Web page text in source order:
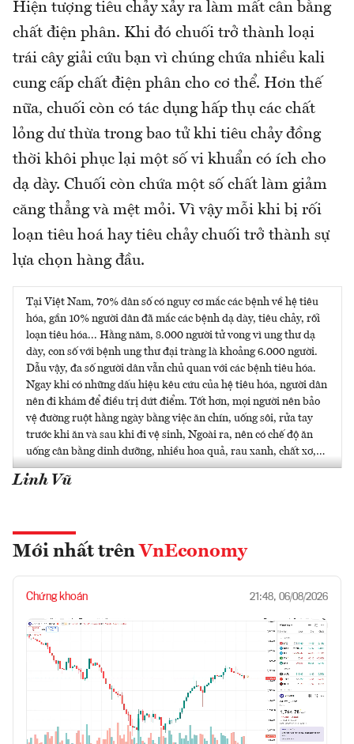
Hiện tượng tiêu chảy xảy ra làm mất cân bằng
chất điện phân. Khi đó chuối trở thành loại
trái cây giải cứu bạn vì chúng chứa nhiều kali
cung cấp chất điện phân cho cơ thể. Hơn thế
nữa, chuối còn có tác dụng hấp thụ các chất
lỏng dư thừa trong bao tử khi tiêu chảy đồng
thời khôi phục lại một số vi khuẩn có ích cho
dạ dày. Chuối còn chứa một số chất làm giảm
căng thẳng và mệt mỏi. Vì vậy mỗi khi bị rối
loạn tiêu hoá hay tiêu chảy chuối trở thành sự
lựa chọn hàng đầu.
Tại Việt Nam, 70% dân số có nguy cơ mắc các bệnh về hệ tiêu
hóa, gần 10% người dân đã mắc các bệnh dạ dày, tiêu chảy, rối
loạn tiêu hóa... Hằng năm, 8.000 người tử vong vì ung thư dạ
dày, con số với bệnh ung thư đại tràng là khoảng 6.000 người.
Dẫu vậy, đa số người dân vẫn chủ quan với các bệnh tiêu hóa.
Ngay khi có những dấu hiệu kêu cứu của hệ tiêu hóa, người dân
nên đi khám để điều trị dứt điểm. Tốt hơn, mọi người nên bảo
vệ đường ruột hằng ngày bằng việc ăn chín, uống sôi, rửa tay
trước khi ăn và sau khi đi vệ sinh, Ngoài ra, nên có chế độ ăn
uống cân bằng dinh dưỡng, nhiều hoa quả, rau xanh, chất xơ,…
Linh Vũ
Mới nhất trên VnEconomy
Chứng khoán 21:48, 06/08/2026